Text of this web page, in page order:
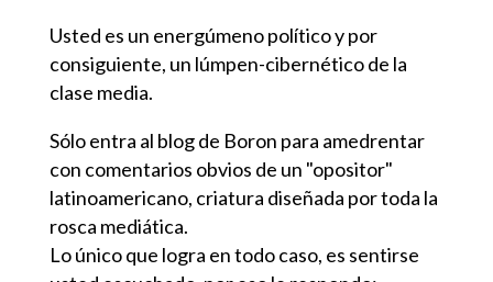
Usted es un energúmeno político y por
consiguiente, un lúmpen-cibernético de la
clase media.
Sólo entra al blog de Boron para amedrentar
con comentarios obvios de un "opositor"
latinoamericano, criatura diseñada por toda la
rosca mediática.
Lo único que logra en todo caso, es sentirse